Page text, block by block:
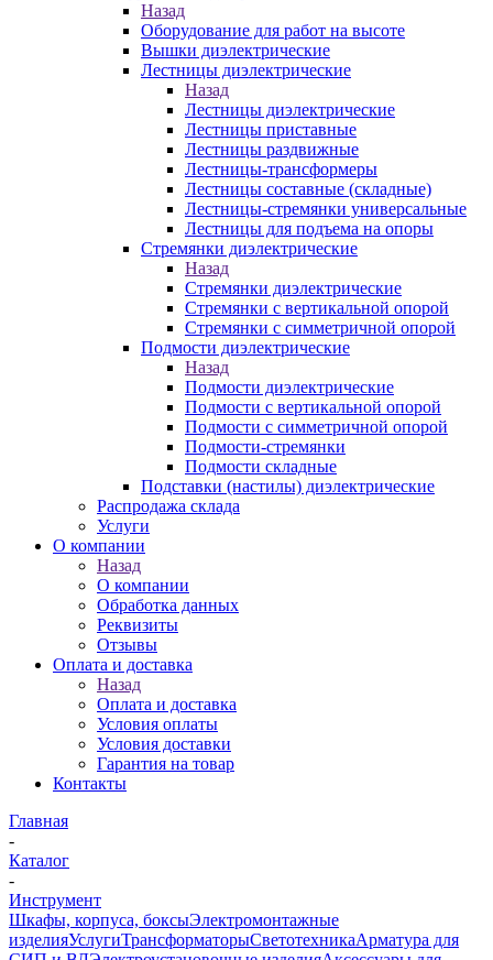
Назад
Оборудование для работ на высоте
Вышки диэлектрические
Лестницы диэлектрические
Назад
Лестницы диэлектрические
Лестницы приставные
Лестницы раздвижные
Лестницы-трансформеры
Лестницы составные (складные)
Лестницы-стремянки универсальные
Лестницы для подъема на опоры
Стремянки диэлектрические
Назад
Стремянки диэлектрические
Стремянки с вертикальной опорой
Стремянки с симметричной опорой
Подмости диэлектрические
Назад
Подмости диэлектрические
Подмости с вертикальной опорой
Подмости с симметричной опорой
Подмости-стремянки
Подмости складные
Подставки (настилы) диэлектрические
Распродажа склада
Услуги
О компании
Назад
О компании
Обработка данных
Реквизиты
Отзывы
Оплата и доставка
Назад
Оплата и доставка
Условия оплаты
Условия доставки
Гарантия на товар
Контакты
Главная
-
Каталог
-
Инструмент
Шкафы, корпуса, боксыЭлектромонтажные
изделияУслугиТрансформаторыСветотехникаАрматура для